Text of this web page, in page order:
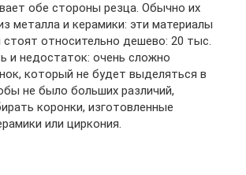
обе стороны резца. Обычно их
металла и керамики: эти материалы
стоят относительно дешево: 20 тыс.
и недостаток: очень сложно
который не будет выделяться в
не было больших различий,
коронки, изготовленные
или циркония.